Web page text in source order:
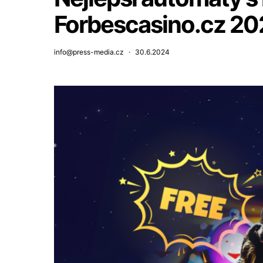
Forbescasino.cz
info@press-media.cz 30.6.2024